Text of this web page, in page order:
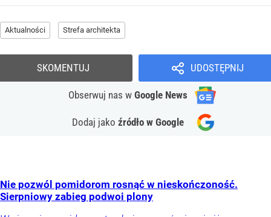
Aktualności Strefa architekta
UDOSTĘPNIJ
Obserwuj nas w Google News
Dodaj jako źródło w Google
SKOMENTUJ
Nie pozwól pomidorom rosnąć w nieskończoność.
Sierpniowy zabieg podwoi plony